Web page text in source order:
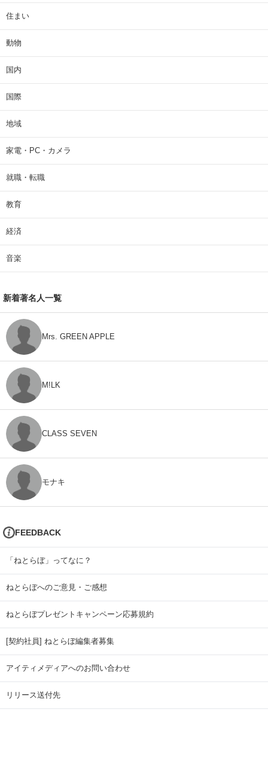
住まい
動物
国内
国際
地域
家電・PC・カメラ
就職・転職
教育
経済
音楽
新着著名人一覧
Mrs. GREEN APPLE
M!LK
CLASS SEVEN
モナキ
FEEDBACK
「ねとらぼ」ってなに？
ねとらぼへのご意見・ご感想
ねとらぼプレゼントキャンペーン応募規約
[契約社員] ねとらぼ編集者募集
アイティメディアへのお問い合わせ
リリース送付先